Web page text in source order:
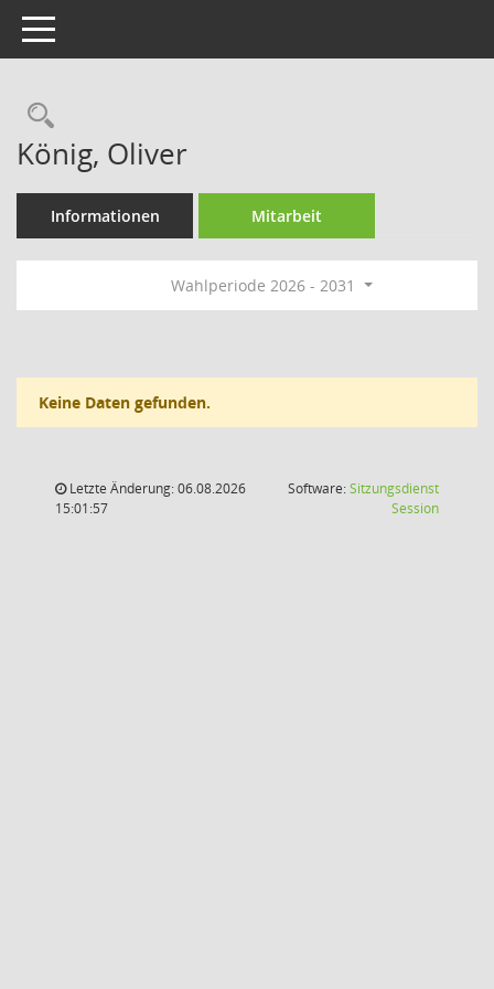
Toggle navigation
Rechercheauswahl
König, Oliver
Informationen Mitarbeit
Wahlperiode 2026 - 2031
Keine Daten gefunden.
Letzte Änderung: 06.08.2026
15:01:57
Software:Sitzungsdienst
Session(Wird in